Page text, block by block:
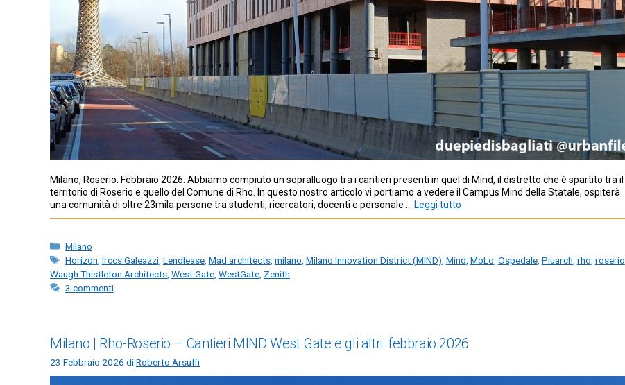
Milano, Roserio. Febbraio 2026. Abbiamo compiuto un sopralluogo tra i cantieri presenti in quel di Mind, il distretto che è spartito tra il
territorio di Roserio e quello del Comune di Rho. In questo nostro articolo vi portiamo a vedere il Campus Mind della Statale, ospiterà
una comunità di oltre 23mila persone tra studenti, ricercatori, docenti e personale …
Leggi tutto
Categorie
Milano
Tag
Horizon Irccs Galeazzi, Lendlease, Mad architects, milano Milano Innovation District (MIND) Mind MoLo Ospedale, Piuarch rho roserio
Waugh Thistleton Architects West Gate WestGate Zenith
3 commenti
Milano | Rho-Roserio – Cantieri MIND West Gate e gli altri: febbraio 2026
23 Febbraio 2026 diRoberto Arsuffi